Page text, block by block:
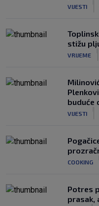
VIJESTI
stižu
VRIJEME
buduće
VIJESTI
COOKING
Potres
prasak,